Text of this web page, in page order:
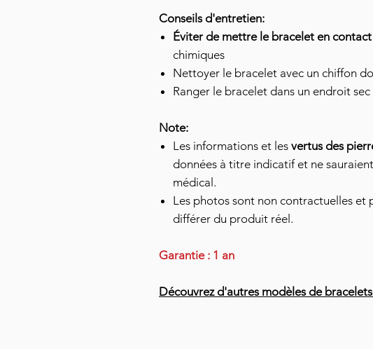
Conseils d'entretien:
Éviter de mettre le bracelet en
chimiques
Nettoyer le bracelet avec un chiffon
Ranger le bracelet dans un endroit
Note:
Les informations et les vertus des
données à titre indicatif et ne
médical.
Les photos sont non contractuelles et
différer du produit réel.
Garantie : 1 an
Découvrez d'autres modèles de